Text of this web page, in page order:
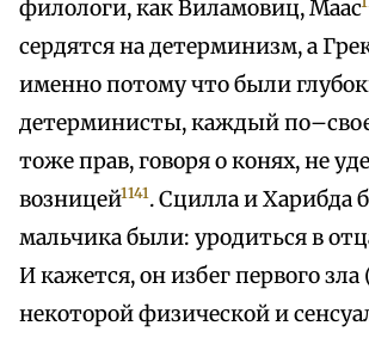
филологи, как Виламовиц, Маас
сердятся на детерминизм, а
именно потому что были
детерминисты, каждый
тоже прав, говоря о конях, не
возницей1141. Сцилла и Харибда
мальчика были: уродиться в
И кажется, он избег первого зла
некоторой физической и